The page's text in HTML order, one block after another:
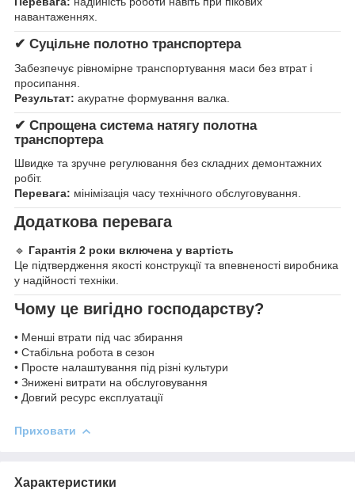
навантаженнях.
✔ Суцільне полотно транспортера
Забезпечує рівномірне транспортування маси без втрат і
просипання.
Результат: акуратне формування валка.
✔ Спрощена система натягу полотна
транспортера
Швидке та зручне регулювання без складних демонтажних
робіт.
Перевага: мінімізація часу технічного обслуговування.
Додаткова перевага
🔹 Гарантія 2 роки включена у вартість
Це підтвердження якості конструкції та впевненості виробника
у надійності техніки.
Чому це вигідно господарству?
• Менші втрати під час збирання
• Стабільна робота в сезон
• Просте налаштування під різні культури
• Знижені витрати на обслуговування
• Довгий ресурс експлуатації
Приховати
Характеристики